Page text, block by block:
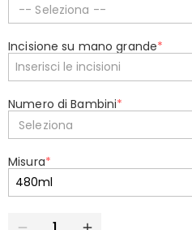
-- Seleziona --
Incisione su mano grande*
Numero di Bambini*
Seleziona
Misura*